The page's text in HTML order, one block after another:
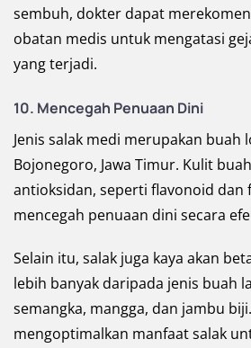
sembuh, dokter dapat
obatan medis untuk mengatasi
yang terjadi.
10. Mencegah Penuaan Dini
Jenis salak medi merupakan buah
Bojonegoro, Jawa Timur. Kulit
antioksidan, seperti flavonoid dan
mencegah penuaan dini secara
Selain itu, salak juga kaya akan
lebih banyak daripada jenis buah
semangka, mangga, dan jambu
mengoptimalkan manfaat salak